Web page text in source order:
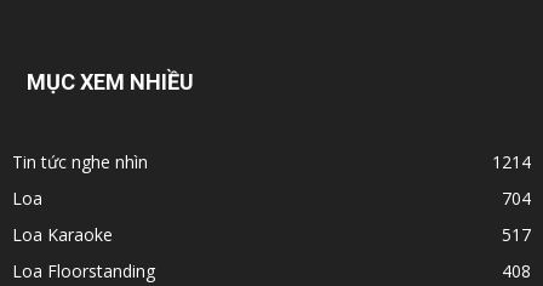
MỤC XEM NHIỀU
Tin tức nghe nhìn
1214
Loa
704
Loa Karaoke
517
Loa Floorstanding
408